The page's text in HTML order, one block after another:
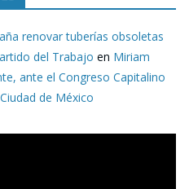
renovar tuberías obsoletas
del Trabajo en Miriam
ante el Congreso Capitalino
de México